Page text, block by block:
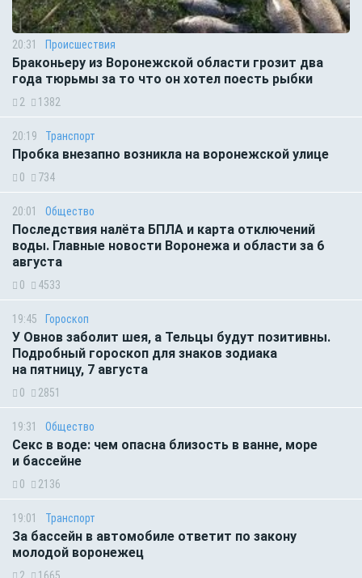
20:31 Происшествия
Браконьеру из Воронежской области грозит два
года тюрьмы за то что он хотел поесть рыбки
2 1382
20:19 Транспорт
Пробка внезапно возникла на воронежской улице
0 734
20:01 Общество
Последствия налёта БПЛА и карта отключений
воды. Главные новости Воронежа и области за 6
августа
0 4533
19:45 Гороскоп
У Овнов заболит шея, а Тельцы будут позитивны.
Подробный гороскоп для знаков зодиака
на пятницу, 7 августа
0 2851
19:31 Общество
Секс в воде: чем опасна близость в ванне, море
и бассейне
0 2136
19:01 Транспорт
За бассейн в автомобиле ответит по закону
молодой воронежец